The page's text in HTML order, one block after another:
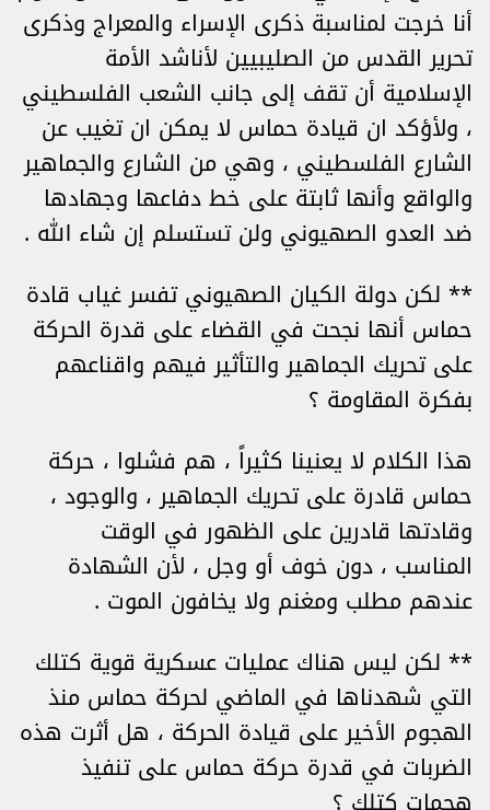
أنا خرجت لمناسبة ذكرى الإسراء والمعراج وذكرى
تحرير القدس من الصليبيين لأناشد الأمة
الإسلامية أن تقف إلى جانب الشعب الفلسطيني
، ولأؤكد ان قيادة حماس لا يمكن ان تغيب عن
الشارع الفلسطيني ، وهي من الشارع والجماهير
والواقع وأنها ثابتة على خط دفاعها وجهادها
ضد العدو الصهيوني ولن تستسلم إن شاء الله .
** لكن دولة الكيان الصهيوني تفسر غياب قادة
حماس أنها نجحت في القضاء على قدرة الحركة
على تحريك الجماهير والتأثير فيهم واقناعهم
بفكرة المقاومة ؟
هذا الكلام لا يعنينا كثيراً ، هم فشلوا ، حركة
حماس قادرة على تحريك الجماهير ، والوجود ،
وقادتها قادرين على الظهور في الوقت
المناسب ، دون خوف أو وجل ، لأن الشهادة
عندهم مطلب ومغنم ولا يخافون الموت .
** لكن ليس هناك عمليات عسكرية قوية كتلك
التي شهدناها في الماضي لحركة حماس منذ
الهجوم الأخير على قيادة الحركة ، هل أثرت هذه
الضربات في قدرة حركة حماس على تنفيذ